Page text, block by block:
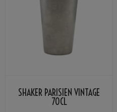
SHAKER PARISIEN VINTAGE
70CL